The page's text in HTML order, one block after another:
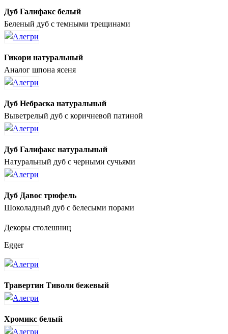
Дуб Галифакс белый
Беленый дуб с темными трещинами
Гикори натуральный
Аналог шпона ясеня
Дуб Небраска натуральный
Выветрелый дуб с коричневой патиной
Дуб Галифакс натуральный
Натуральный дуб с черными сучьями
Дуб Давос трюфель
Шоколадный дуб с белесыми порами
Декоры столешниц
Egger
Травертин Тиволи бежевый
Хромикс белый